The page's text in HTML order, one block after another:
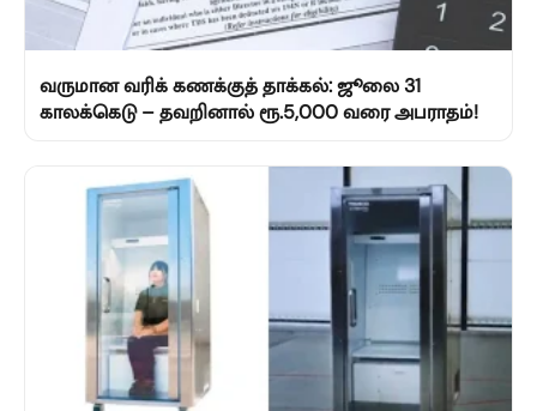
வருமான வரிக் கணக்குத் தாக்கல்: ஜூலை 31
காலக்கெடு – தவறினால் ரூ.5,000 வரை அபராதம்!